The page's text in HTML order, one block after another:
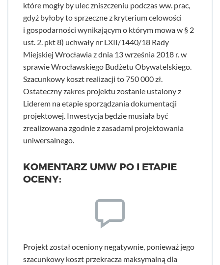
które mogły by ulec zniszczeniu podczas ww. prac,
gdyż byłoby to sprzeczne z kryterium celowości
i gospodarności wynikającym o którym mowa w § 2
ust. 2. pkt 8) uchwały nr LXII/1440/18 Rady
Miejskiej Wrocławia z dnia 13 września 2018 r. w
sprawie Wrocławskiego Budżetu Obywatelskiego.
Szacunkowy koszt realizacji to 750 000 zł.
Ostateczny zakres projektu zostanie ustalony z
Liderem na etapie sporządzania dokumentacji
projektowej. Inwestycja będzie musiała być
zrealizowana zgodnie z zasadami projektowania
uniwersalnego.
KOMENTARZ UMW PO I ETAPIE
OCENY:
Projekt został oceniony negatywnie, ponieważ jego
szacunkowy koszt przekracza maksymalną dla